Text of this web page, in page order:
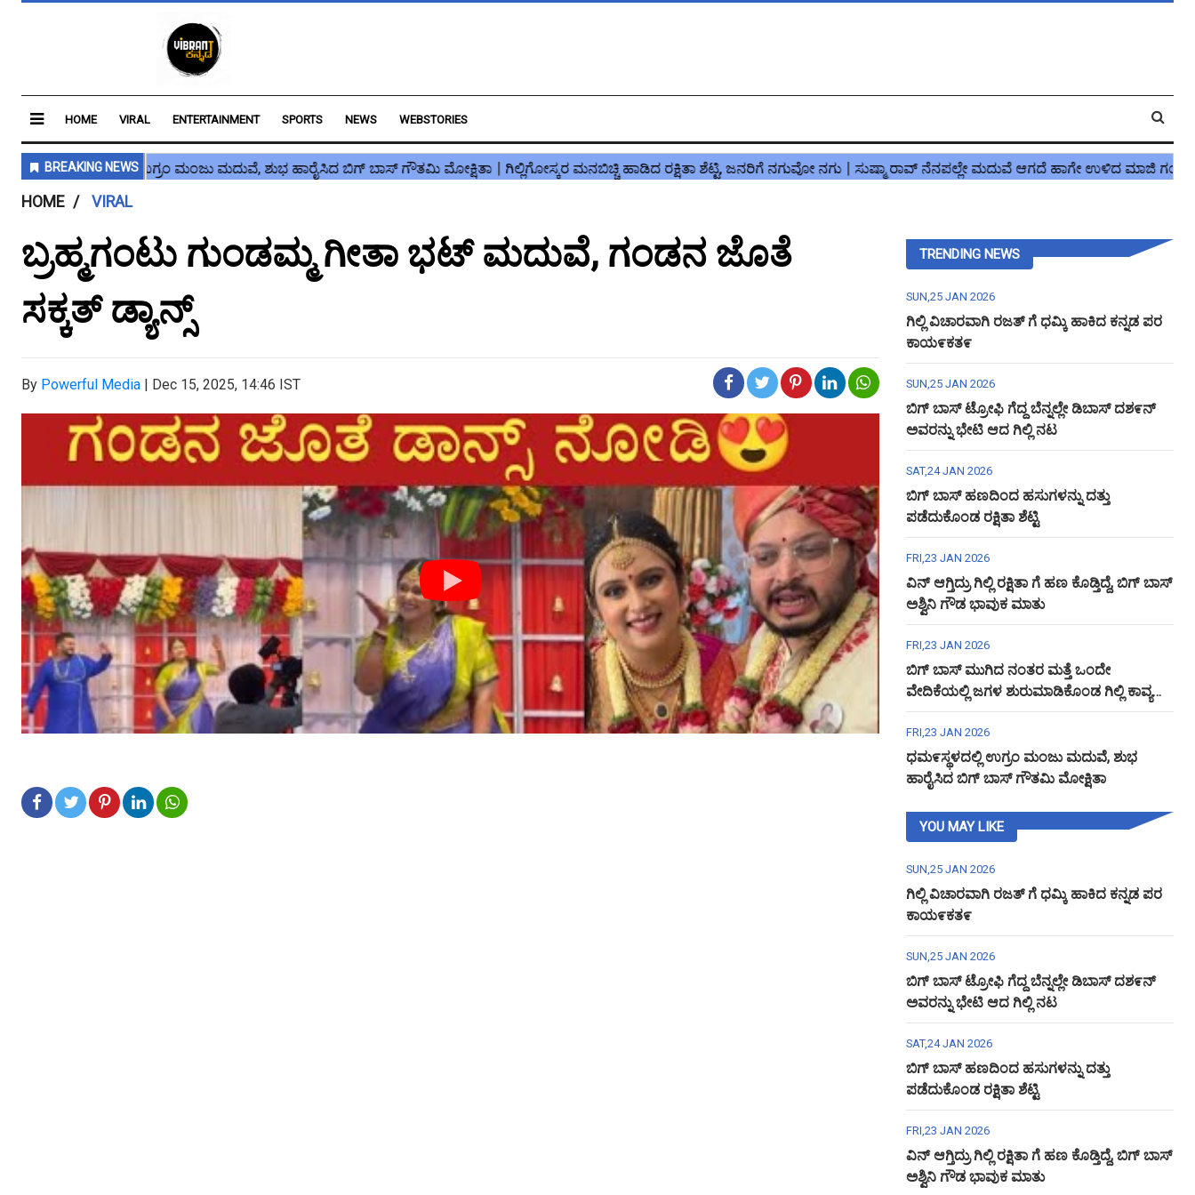
HOME VIRAL ENTERTAINMENT SPORTS NEWS WEBSTORIES
HOME VIRAL
ಬ್ರಹ್ಮಗಂಟು ಗುಂಡಮ್ಮ ಗೀತಾ ಭಟ್ ಮದುವೆ, ಗಂಡನ ಜೊತೆ
ಸಕ್ಕತ್ ಡ್ಯಾನ್ಸ್
By Powerful Media | Dec 15, 2025, 14:46 IST
TRENDING NEWS
SUN,25 JAN 2026
ಗಿಲ್ಲಿ ವಿಚಾರವಾಗಿ ರಜತ್ ಗೆ ಧಮ್ಕಿ ಹಾಕಿದ ಕನ್ನಡ ಪರ
ಕಾಯ೯ಕತ೯
SUN,25 JAN 2026
ಬಿಗ್ ಬಾಸ್ ಟ್ರೋಫಿ ಗೆದ್ದ ಬೆನ್ನಲ್ಲೇ ಡಿಬಾಸ್ ದಶ೯ನ್
ಅವರನ್ನು ಭೇಟಿ ಆದ ಗಿಲ್ಲಿ ನಟ
SAT,24 JAN 2026
ಬಿಗ್ ಬಾಸ್ ಹಣದಿಂದ ಹಸುಗಳನ್ನು ದತ್ತು
ಪಡೆದುಕೊಂಡ ರಕ್ಷಿತಾ ಶೆಟ್ಟಿ
FRI,23 JAN 2026
ವಿನ್ ಆಗ್ತಿದ್ರು ಗಿಲ್ಲಿ ರಕ್ಷಿತಾ ಗೆ ಹಣ ಕೊಡ್ತಿದ್ದೆ, ಬಿಗ್ ಬಾಸ್
ಅಶ್ವಿನಿ ಗೌಡ ಭಾವುಕ ಮಾತು
FRI,23 JAN 2026
ಬಿಗ್ ಬಾಸ್ ಮುಗಿದ ನಂತರ ಮತ್ತೆ ಒಂದೇ
ವೇದಿಕೆಯಲ್ಲಿ ಜಗಳ ಶುರುಮಾಡಿಕೊಂಡ ಗಿಲ್ಲಿ ಕಾವ್ಯ
ಅಶ್ವಿನಿ ಗೌಡ
FRI,23 JAN 2026
ಧಮ೯ಸ್ಥಳದಲ್ಲಿ ಉಗ್ರಂ ಮಂಜು ಮದುವೆ, ಶುಭ
ಹಾರೈಸಿದ ಬಿಗ್ ಬಾಸ್ ಗೌತಮಿ ಮೋಕ್ಷಿತಾ
YOU MAY LIKE
SUN,25 JAN 2026
ಗಿಲ್ಲಿ ವಿಚಾರವಾಗಿ ರಜತ್ ಗೆ ಧಮ್ಕಿ ಹಾಕಿದ ಕನ್ನಡ ಪರ
ಕಾಯ೯ಕತ೯
SUN,25 JAN 2026
ಬಿಗ್ ಬಾಸ್ ಟ್ರೋಫಿ ಗೆದ್ದ ಬೆನ್ನಲ್ಲೇ ಡಿಬಾಸ್ ದಶ೯ನ್
ಅವರನ್ನು ಭೇಟಿ ಆದ ಗಿಲ್ಲಿ ನಟ
SAT,24 JAN 2026
ಬಿಗ್ ಬಾಸ್ ಹಣದಿಂದ ಹಸುಗಳನ್ನು ದತ್ತು
ಪಡೆದುಕೊಂಡ ರಕ್ಷಿತಾ ಶೆಟ್ಟಿ
FRI,23 JAN 2026
ವಿನ್ ಆಗ್ತಿದ್ರು ಗಿಲ್ಲಿ ರಕ್ಷಿತಾ ಗೆ ಹಣ ಕೊಡ್ತಿದ್ದೆ, ಬಿಗ್ ಬಾಸ್
ಅಶ್ವಿನಿ ಗೌಡ ಭಾವುಕ ಮಾತು